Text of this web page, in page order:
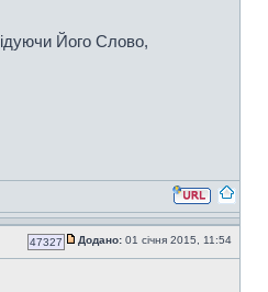
Його Слово,
47327 Додано: 01 січня 2015, 11:54